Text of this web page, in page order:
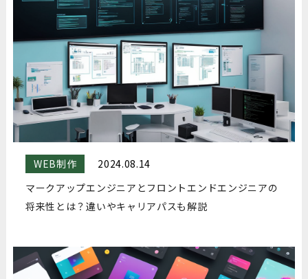
WEB制作
2024.08.14
マークアップエンジニアとフロントエンドエンジニアの
将来性とは？違いやキャリアパスも解説